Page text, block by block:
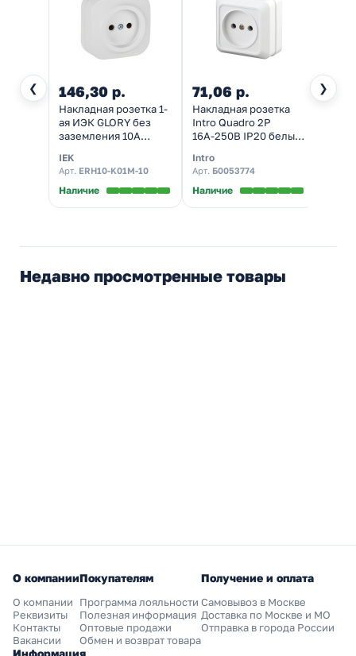
❮ ❯
146,30 р.
Накладная розетка 1-
ая ИЭК GLORY без
заземления 10А
матовый
IEK
Арт. ERH10-K01M-10
Наличие
71,06 р.
Накладная розетка
Intro Quadro 2P
16А-250В IP20 белый
Intro
Арт. Б0053774
Наличие
Недавно просмотренные товары
О компании
О компании
Реквизиты
Контакты
Вакансии
Покупателям
Программа лояльности
Полезная информация
Оптовые продажи
Обмен и возврат товара
Получение и оплата
Самовывоз в Москве
Доставка по Москве и МО
Отправка в города России